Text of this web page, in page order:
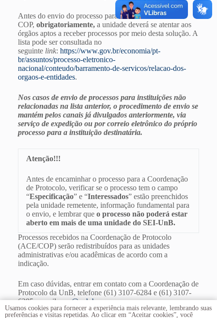
Antes do envio do processo para a
COP, obrigatoriamente,a unidade deverá se atentar aos
órgãos aptos a receber processos por meio desta solução. A
lista pode ser consultada no
seguinte link: https://www.gov.br/economia/pt-
br/assuntos/processo-eletronico-
nacional/conteudo/barramento-de-servicos/relacao-dos-
orgaos-e-entidades.
Nos casos de envio de processos para instituições não
relacionadas na lista anterior, o procedimento de envio se
mantém pelos canais já divulgados anteriormente, via
serviço de expedição ou por correio eletrônico do próprio
processo para a instituição destinatária.
Atenção!!!
Antes de encaminhar o processo para a Coordenação
de Protocolo, verificar se o processo tem o campo
“Especificação” e “Interessados” estão preenchidos
pela unidade remetente, informação fundamental para
o envio, e lembrar que o processo não poderá estar
aberto em mais de uma unidade do SEI-UnB.
Processos recebidos na Coordenação de Protocolo
(ACE/COP) serão redistribuídos para as unidades
administrativas e/ou acadêmicas de acordo com a
indicação.
Em caso dúvidas, entrar em contato com a Coordenação de
Protocolo da UnB, telefone (61) 3107-6284 e (61) 3107-
6285, e-mail:cop@unb.br.
Usamos cookies para fornecer a experiência mais relevante, lembrando suas
preferências e visitas repetidas. Ao clicar em “Aceitar cookies”, você